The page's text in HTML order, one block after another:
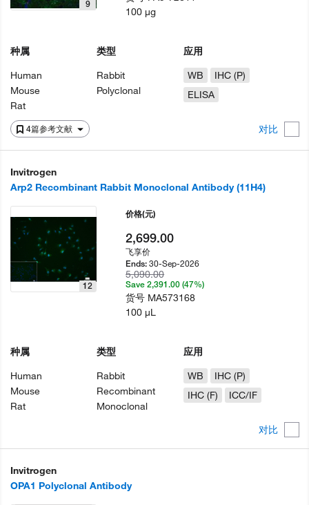
4篇参考文献 对比
9
种属
Human
Mouse
Rat
类型
Rabbit
Polyclonal
应用
WB
IHC (P)
ELISA
100 µg
Invitrogen
Arp2 Recombinant Rabbit Monoclonal Antibody (11H4)
对比
12
种属
Human
Mouse
Rat
类型
Rabbit
Recombinant
Monoclonal
应用
WB
IHC (P)
IHC (F)
ICC/IF
价格(元)
2,699.00
飞享价
Ends:30-Sep-2026
5,090.00
Save 2,391.00 (47%)
货号 MA573168
100 µL
Invitrogen
OPA1 Polyclonal Antibody